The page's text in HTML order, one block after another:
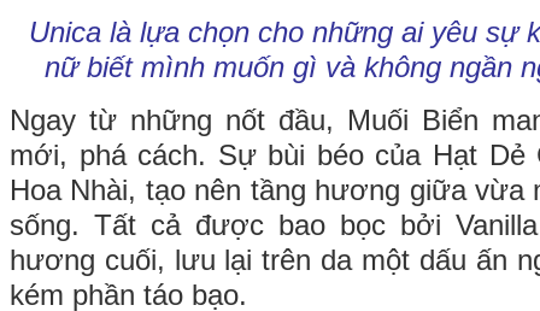
Unica là lựa chọn cho những ai yêu sự
nữ biết mình muốn gì và không ngần
Ngay từ những nốt đầu, Muối Biển
mới, phá cách. Sự bùi béo của Hạt Dẻ
Hoa Nhài, tạo nên tầng hương giữa vừa
sống. Tất cả được bao bọc bởi
hương cuối, lưu lại trên da một dấu ấn
kém phần táo bạo.